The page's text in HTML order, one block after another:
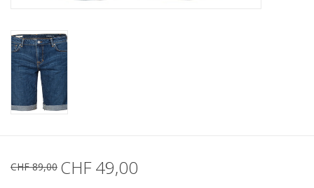
CHF 89,00 CHF 49,00